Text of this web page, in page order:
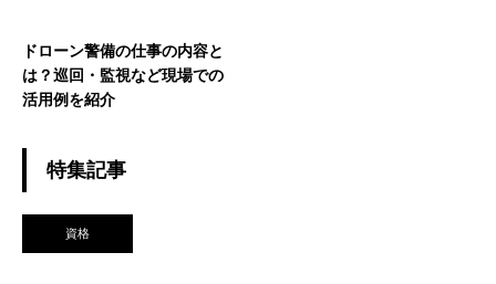
ドローン警備の仕事の内容と
は？巡回・監視など現場での
活用例を紹介
特集記事
資格